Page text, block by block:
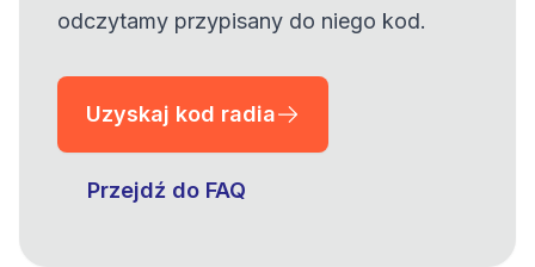
odczytamy przypisany do niego kod.
Uzyskaj kod radia
Przejdź do FAQ